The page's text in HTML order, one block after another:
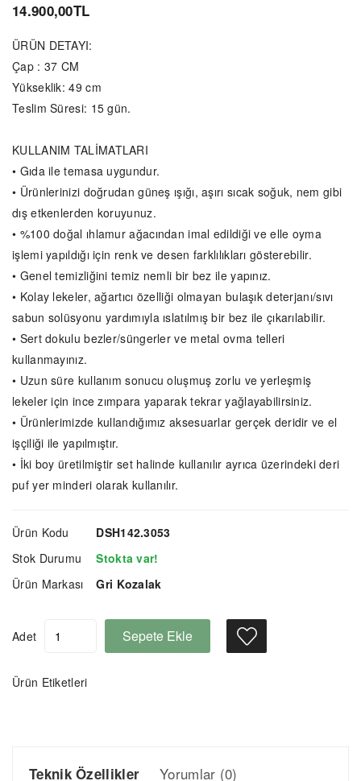
14.900,00TL
ÜRÜN DETAYI:
Çap : 37 CM
Yükseklik: 49 cm
Teslim Süresi: 15 gün.
KULLANIM TALİMATLARI
• Gıda ile temasa uygundur.
• Ürünlerinizi doğrudan güneş ışığı, aşırı sıcak soğuk, nem gibi
dış etkenlerden koruyunuz.
• %100 doğal ıhlamur ağacından imal edildiği ve elle oyma
işlemi yapıldığı için renk ve desen farklılıkları gösterebilir.
• Genel temizliğini temiz nemli bir bez ile yapınız.
• Kolay lekeler, ağartıcı özelliği olmayan bulaşık deterjanı/sıvı
sabun solüsyonu yardımıyla ıslatılmış bir bez ile çıkarılabilir.
• Sert dokulu bezler/süngerler ve metal ovma telleri
kullanmayınız.
• Uzun süre kullanım sonucu oluşmuş zorlu ve yerleşmiş
lekeler için ince zımpara yaparak tekrar yağlayabilirsiniz.
• Ürünlerimizde kullandığımız aksesuarlar gerçek deridir ve el
işçiliği ile yapılmıştır.
• İki boy üretilmiştir set halinde kullanılır ayrıca üzerindeki deri
puf yer minderi olarak kullanılır.
Ürün Kodu
DSH142.3053
Stok Durumu
Stokta var!
Ürün Markası
Gri Kozalak
Adet Sepete Ekle
Ürün Etiketleri
Teknik Özellikler Yorumlar (0)